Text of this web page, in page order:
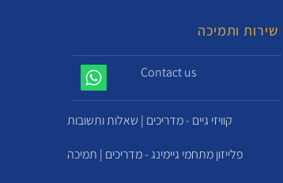
שירות ותמיכה
Contact us
קוויזי גיים - מדריכים | שאלות ותשובות
פלייזון מתחמי גיימינג - מדריכים | תמיכה